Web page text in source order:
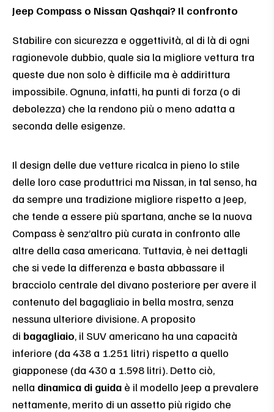
Jeep Compass o Nissan Qashqai? Il confronto
Stabilire con sicurezza e oggettività, al di là di ogni
ragionevole dubbio, quale sia la migliore vettura tra
queste due non solo è difficile ma è addirittura
impossibile. Ognuna, infatti, ha punti di forza (o di
debolezza) che la rendono più o meno adatta a
seconda delle esigenze.
Il design delle due vetture ricalca in pieno lo stile
delle loro case produttrici ma Nissan, in tal senso, ha
da sempre una tradizione migliore rispetto a Jeep,
che tende a essere più spartana, anche se la nuova
Compass è senz’altro più curata in confronto alle
altre della casa americana. Tuttavia, è nei dettagli
che si vede la differenza e basta abbassare il
bracciolo centrale del divano posteriore per avere il
contenuto del bagagliaio in bella mostra, senza
nessuna ulteriore divisione. A proposito
di bagagliaio, il SUV americano ha una capacità
inferiore (da 438 a 1.251 litri) rispetto a quello
giapponese (da 430 a 1.598 litri). Detto ciò,
nella dinamica di guida è il modello Jeep a prevalere
nettamente, merito di un assetto più rigido che